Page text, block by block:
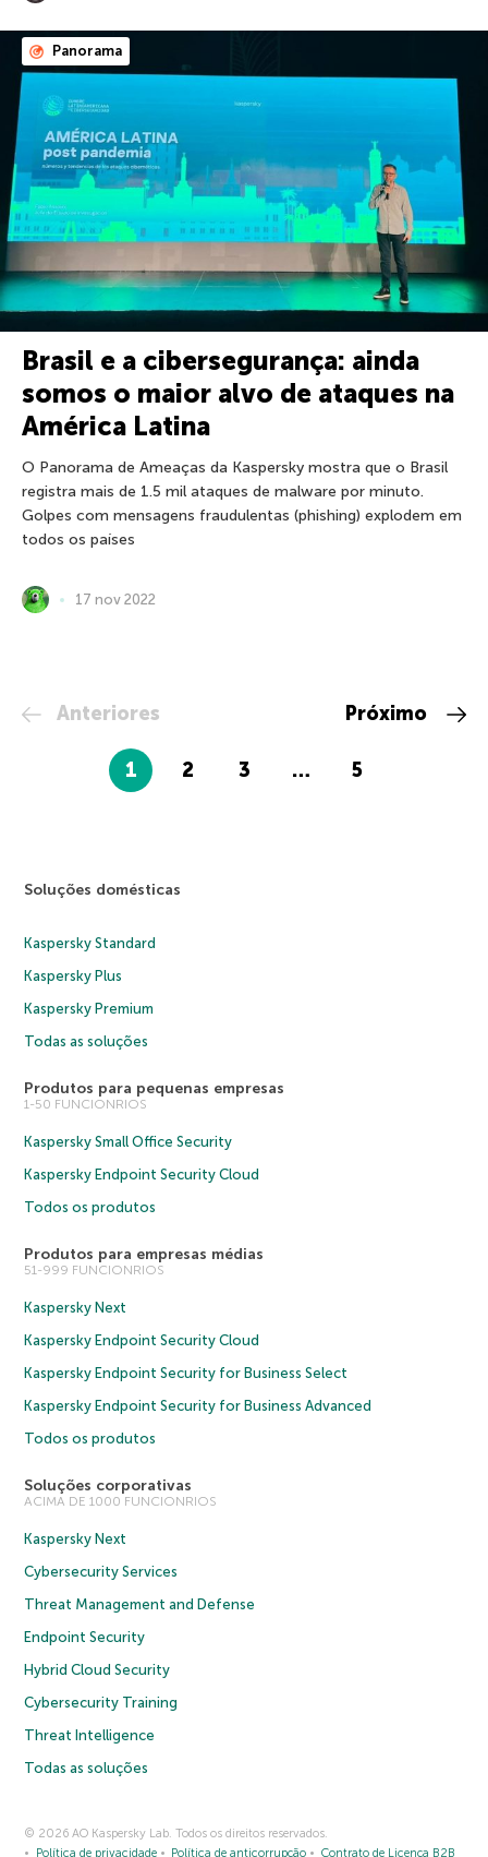
Panorama
Brasil e a cibersegurança: ainda
somos o maior alvo de ataques na
América Latina
O Panorama de Ameaças da Kaspersky mostra que o Brasil
registra mais de 1.5 mil ataques de malware por minuto.
Golpes com mensagens fraudulentas (phishing) explodem em
todos os países
17 nov 2022
Anteriores
1 2 3 … 5
Próximo
Soluções domésticas
Kaspersky Standard
Kaspersky Plus
Kaspersky Premium
Todas as soluções
Produtos para pequenas empresas
1-50 FUNCIONRIOS
Kaspersky Small Office Security
Kaspersky Endpoint Security Cloud
Todos os produtos
Produtos para empresas médias
51-999 FUNCIONRIOS
Kaspersky Next
Kaspersky Endpoint Security Cloud
Kaspersky Endpoint Security for Business Select
Kaspersky Endpoint Security for Business Advanced
Todos os produtos
Soluções corporativas
ACIMA DE 1000 FUNCIONRIOS
Kaspersky Next
Cybersecurity Services
Threat Management and Defense
Endpoint Security
Hybrid Cloud Security
Cybersecurity Training
Threat Intelligence
Todas as soluções
© 2026 AO Kaspersky Lab. Todos os direitos reservados.
Política de privacidade
Política de anticorrupção Contrato de Licença B2B